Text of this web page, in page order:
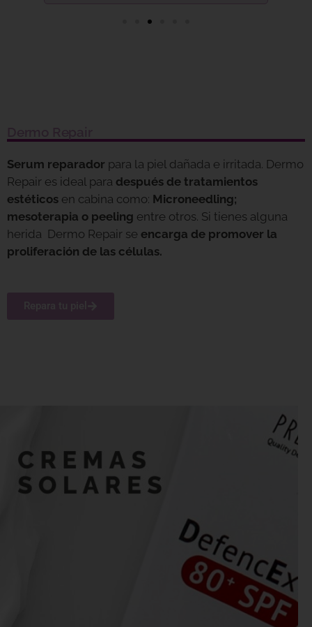
Serum reparador para la piel dañada e irritada. Dermo
Repair es ideal para después de tratamientos
estéticos en cabina como: Microneedling;
mesoterapia o peeling entre otros. Si tienes alguna
herida Dermo Repair se encarga de promover la
proliferación de las células.